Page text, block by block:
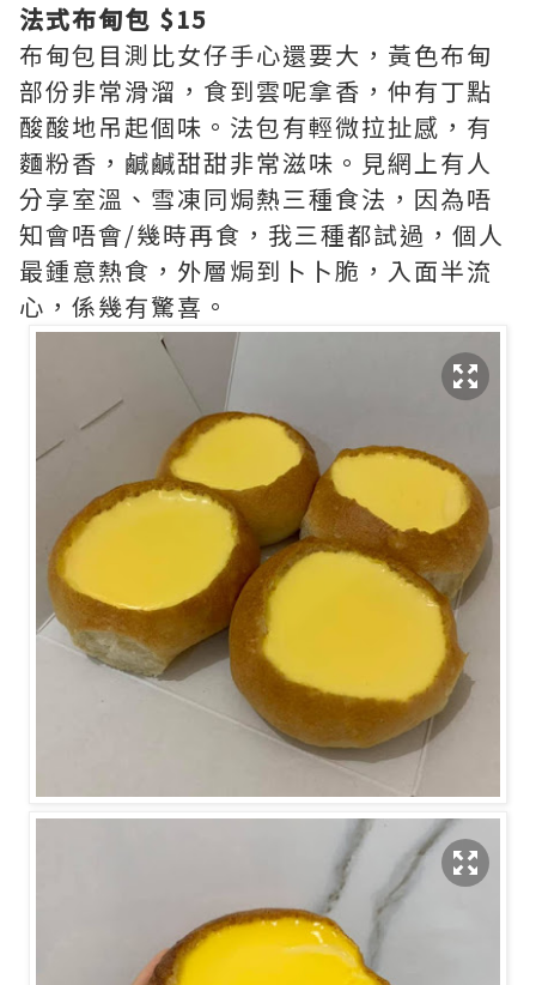
法式布甸包 $15
布甸包目測比女仔手心還要大，黃色布甸
部份非常滑溜，食到雲呢拿香，仲有丁點
酸酸地吊起個味。法包有輕微拉扯感，有
麵粉香，鹹鹹甜甜非常滋味。見網上有人
分享室溫、雪凍同焗熱三種食法，因為唔
知會唔會/幾時再食，我三種都試過，個人
最鍾意熱食，外層焗到卜卜脆，入面半流
心，係幾有驚喜。